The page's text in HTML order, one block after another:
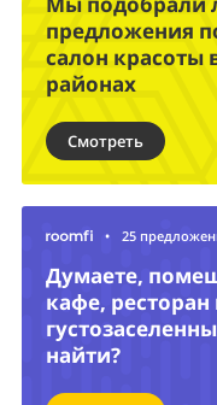
предложения
салон красоты
районах
Смотреть
• 25
Думаете,
кафе, ресторан
найти?